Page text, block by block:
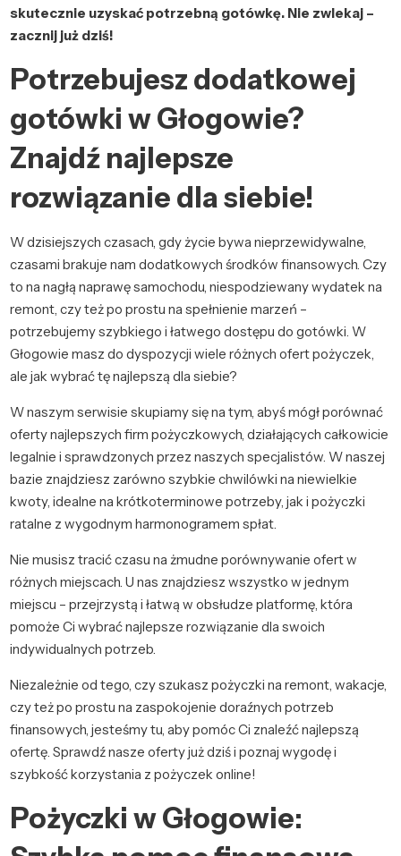
skutecznie uzyskać potrzebną gotówkę. Nie zwlekaj –
zacznij już dziś!
Potrzebujesz dodatkowej
gotówki w Głogowie?
Znajdź najlepsze
rozwiązanie dla siebie!
W dzisiejszych czasach, gdy życie bywa nieprzewidywalne,
czasami brakuje nam dodatkowych środków finansowych. Czy
to na nagłą naprawę samochodu, niespodziewany wydatek na
remont, czy też po prostu na spełnienie marzeń –
potrzebujemy szybkiego i łatwego dostępu do gotówki. W
Głogowie masz do dyspozycji wiele różnych ofert pożyczek,
ale jak wybrać tę najlepszą dla siebie?
W naszym serwisie skupiamy się na tym, abyś mógł porównać
oferty najlepszych firm pożyczkowych, działających całkowicie
legalnie i sprawdzonych przez naszych specjalistów. W naszej
bazie znajdziesz zarówno szybkie chwilówki na niewielkie
kwoty, idealne na krótkoterminowe potrzeby, jak i pożyczki
ratalne z wygodnym harmonogramem spłat.
Nie musisz tracić czasu na żmudne porównywanie ofert w
różnych miejscach. U nas znajdziesz wszystko w jednym
miejscu – przejrzystą i łatwą w obsłudze platformę, która
pomoże Ci wybrać najlepsze rozwiązanie dla swoich
indywidualnych potrzeb.
Niezależnie od tego, czy szukasz pożyczki na remont, wakacje,
czy też po prostu na zaspokojenie doraźnych potrzeb
finansowych, jesteśmy tu, aby pomóc Ci znaleźć najlepszą
ofertę. Sprawdź nasze oferty już dziś i poznaj wygodę i
szybkość korzystania z pożyczek online!
Pożyczki w Głogowie: